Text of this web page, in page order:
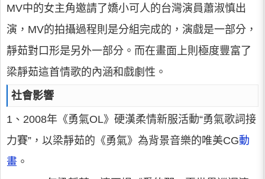
MV中的女主角邀請了嬌小可人的台灣演員蕭淑慎出
演，MV的拍攝過程則是分組完成的，演戲是一部分，
靜茹對口形是另外一部分。而在畫面上則極度豐富了
梁靜茹這首情歌的內涵和戲劇性。
社會影響
1、2008年《勇氣OL》硬漢柔情新服活動“勇氣歌詞接
力賽”，以梁靜茹的《勇氣》為背景音樂的唯美CG動
畫 。